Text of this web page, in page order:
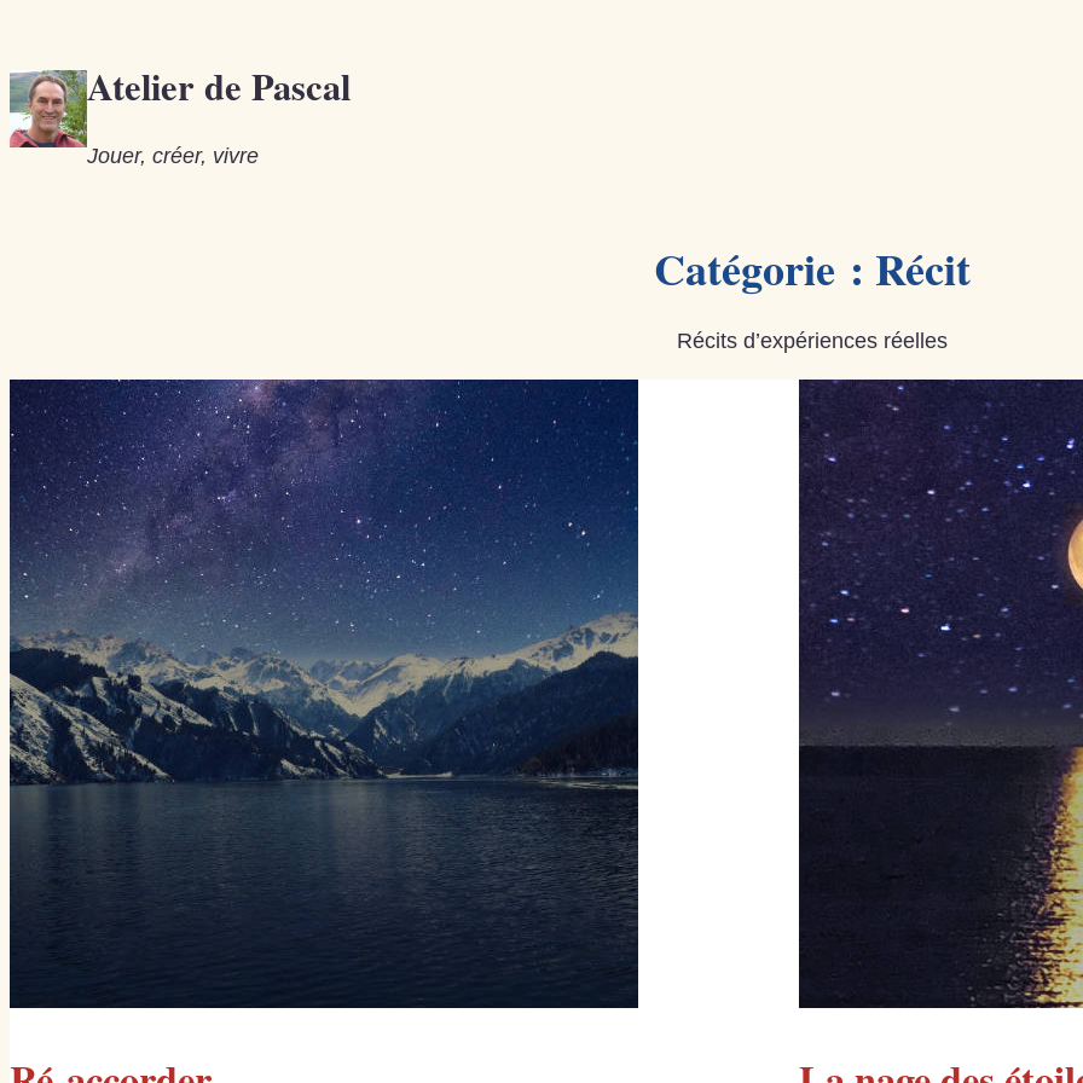
contenuAtelier de Pascal
Jouer, créer, vivre
Catégorie : Récit
Récits d’expériences réelles